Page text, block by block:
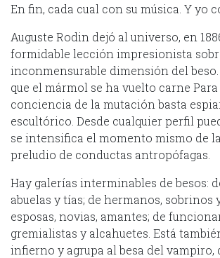
En fin, cada cual con su música. Y yo
Auguste Rodin dejó al universo, en
formidable lección impresionista
inconmensurable dimensión del beso.
que el mármol se ha vuelto carne
conciencia de la mutación basta
escultórico. Desde cualquier perfil
se intensifica el momento mismo de
preludio de conductas antropófagas.
Hay galerías interminables de besos:
abuelas y tías; de hermanos, sobrinos
esposas, novias, amantes; de
gremialistas y alcahuetes. Está
infierno y agrupa al besa del vampiro,